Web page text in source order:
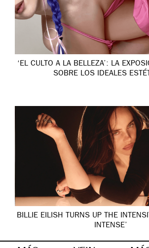
‘EL CULTO A LA BELLEZA’: LA
SOBRE LOS IDEALES
BILLIE EILISH TURNS UP THE
INTENSE’